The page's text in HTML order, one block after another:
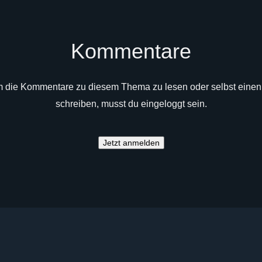
Kommentare
die Kommentare zu diesem Thema zu lesen oder selbst
schreiben, musst du eingeloggt sein.
Jetzt anmelden